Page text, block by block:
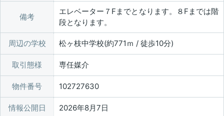
備考
エレベーター７Fまでとなります。８Fまでは階
段となります。
周辺の学校 松ヶ枝中学校(約771ｍ / 徒歩10分)
取引態様 専任媒介
物件番号 102727630
情報公開日 2026年8月7日